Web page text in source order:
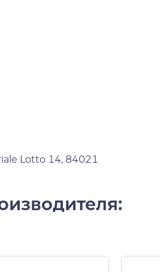
Lotto 14, 84021